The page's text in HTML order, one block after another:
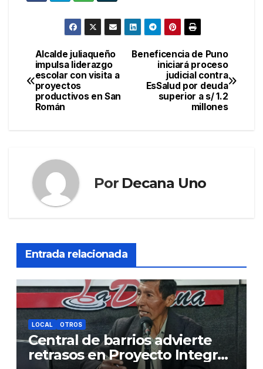
Navegación
de
entradas
Beneficencia de Puno
iniciará proceso
judicial contra
EsSalud por deuda
superior a s/ 1.2
millones
Alcalde juliaqueño
impulsa liderazgo
escolar con visita a
proyectos
productivos en San
Román
Por Decana Uno
Entrada relacionada
LOCAL OTROS
Central de barrios advierte
retrasos en Proyecto Integral